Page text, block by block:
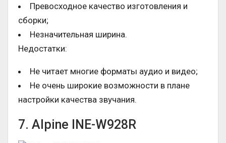
Превосходное качество изготовления и
сборки;
Незначительная ширина.
Недостатки:
Не читает многие форматы аудио и видео;
Не очень широкие возможности в плане
настройки качества звучания.
7. Alpine INE-W928R